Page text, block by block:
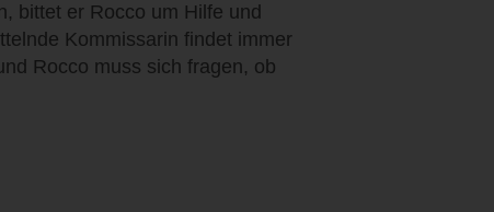
bittet er Rocco um Hilfe und
Kommissarin findet immer
Rocco muss sich fragen, ob